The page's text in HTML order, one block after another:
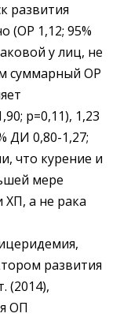
развития
(ОР 1,12; 95%
у лиц, не
суммарный ОР
р=0,11), 1,23
ДИ 0,80-1,27;
что курение и
мере
а не рака
развития
(2014),
ОП